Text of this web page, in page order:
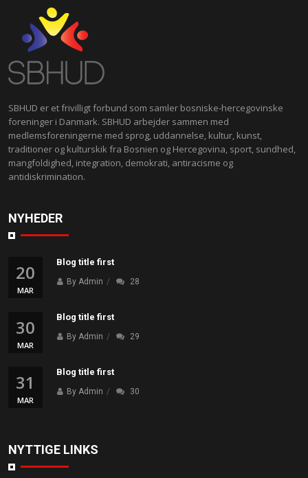
SBHUD er et frivilligt forbund som samler bosniske-hercegovinske
foreninger i Danmark. SBHUD arbejder sammen med
medlemsforeningerne med sprog, uddannelse, kultur, kunst,
traditioner og kulturskik fra Bosnien og Hercegovina, sport, sundhed,
mangfoldighed, integration, demokrati, antiracisme og
antidiskrimination.
NYHEDER
20
MAR
Blog title first
By Admin 28
30
MAR
Blog title first
By Admin 29
31
MAR
Blog title first
By Admin 30
NYTTIGE LINKS